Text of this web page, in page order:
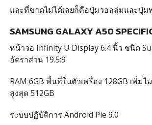
และที่ขาดไม่ได้เลยก็คือปุ่มวอลลุ่มและปุ่ม
SAMSUNG GALAXY A50
หน้าจอ Infinity U Display 6.4 นิ้ว ชนิด
อัตราส่วน 19.5:9
RAM 6GB พื้นที่ในตัวเครื่อง 128GB เพิ่มไ
สูงสุด 512GB
ระบบปฏิบัติการ Android Pie 9.0